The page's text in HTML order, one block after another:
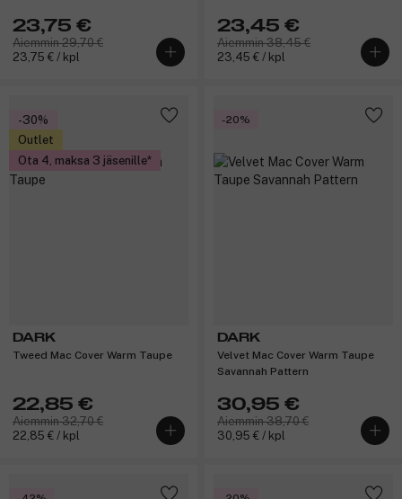
23,75 €
Aiemmin 29,70 €
23,75 € / kpl
23,45 €
Aiemmin 38,45 €
23,45 € / kpl
-30%
Outlet
Ota 4, maksa 3 jäsenille
DARK
Tweed Mac Cover Warm Taupe
22,85 €
Aiemmin 32,70 €
22,85 € / kpl
-20%
DARK
Velvet Mac Cover Warm Taupe
Savannah Pattern
30,95 €
Aiemmin 38,70 €
30,95 € / kpl